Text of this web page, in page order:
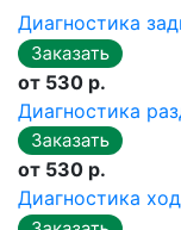
Диагностика
от 530 р.
Диагностика
от 530 р.
Диагностика